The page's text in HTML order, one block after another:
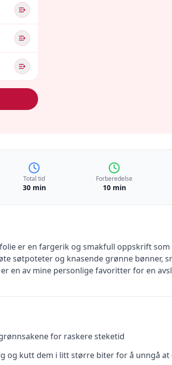
Total tid
30 min
Forberedelse
10 min
er en fargerik og smakfull oppskrift
søtpoteter og knasende grønne bønner,
en av mine personlige favoritter for en
for raskere steketid
og kutt dem i litt større biter for å unngå